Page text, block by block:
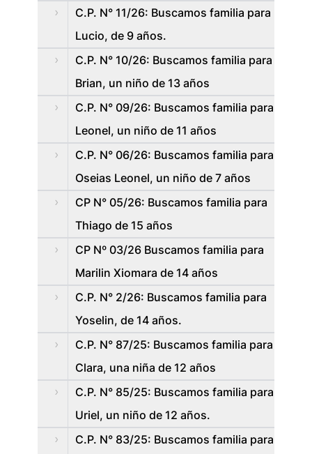
C.P. N° 11/26: Buscamos familia para
Lucio, de 9 años.
C.P. N° 10/26: Buscamos familia para
Brian, un niño de 13 años
C.P. N° 09/26: Buscamos familia para
Leonel, un niño de 11 años
C.P. N° 06/26: Buscamos familia para
Oseias Leonel, un niño de 7 años
CP N° 05/26: Buscamos familia para
Thiago de 15 años
CP Nº 03/26 Buscamos familia para
Marilin Xiomara de 14 años
C.P. N° 2/26: Buscamos familia para
Yoselin, de 14 años.
C.P. N° 87/25: Buscamos familia para
Clara, una niña de 12 años
C.P. N° 85/25: Buscamos familia para
Uriel, un niño de 12 años.
C.P. N° 83/25: Buscamos familia para